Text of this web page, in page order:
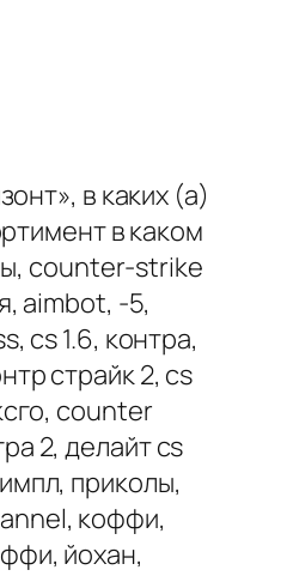
в каких (а)
в каком
counter-strike
aimbot, -5,
cs 1.6, контра,
страйк 2, cs
counter
2, делайт cs
приколы,
коффи,
йохан,